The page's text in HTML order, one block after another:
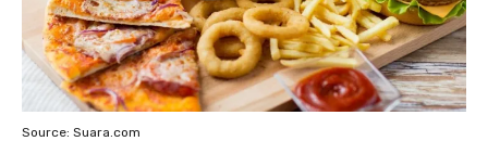
Source: Suara.com